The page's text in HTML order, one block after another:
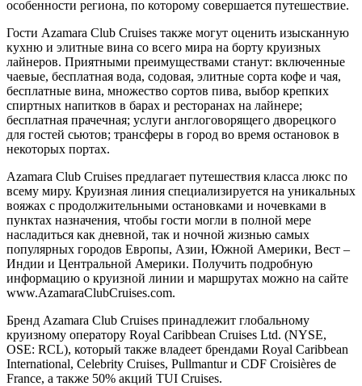
особенности региона, по которому совершается путешествие.
Гости Azamara Club Cruises также могут оценить изысканную
кухню и элитные вина со всего мира на борту круизных
лайнеров. Приятными преимуществами станут: включенные
чаевые, бесплатная вода, содовая, элитные сорта кофе и чая,
бесплатные вина, множество сортов пива, выбор крепких
спиртных напитков в барах и ресторанах на лайнере;
бесплатная прачечная; услуги англоговорящего дворецкого
для гостей сьютов; трансферы в город во время остановок в
некоторых портах.
Azamara Club Cruises предлагает путешествия класса люкс по
всему миру. Круизная линия специализируется на уникальных
вояжах с продолжительными остановками и ночевками в
пунктах назначения, чтобы гости могли в полной мере
насладиться как дневной, так и ночной жизнью самых
популярных городов Европы, Азии, Южной Америки, Вест –
Индии и Центральной Америки. Получить подробную
информацию о круизной линии и маршрутах можно на сайте
www.AzamaraClubCruises.com.
Бренд Azamara Club Cruises принадлежит глобальному
круизному оператору Royal Caribbean Cruises Ltd. (NYSE,
OSE: RCL), который также владеет брендами Royal Caribbean
International, Celebrity Cruises, Pullmantur и CDF Croisières de
France, а также 50% акций TUI Cruises.